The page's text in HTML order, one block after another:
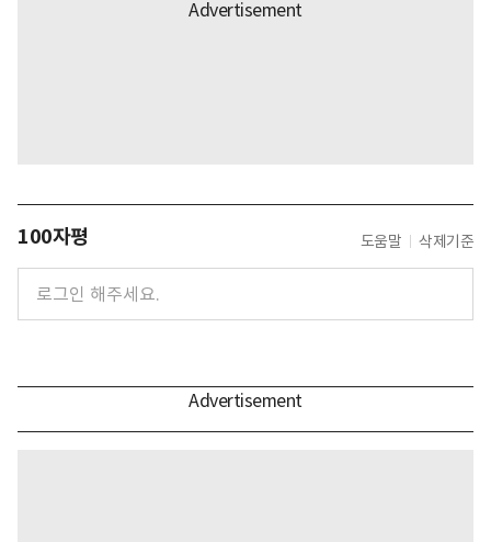
100자평 도움말 삭제기준